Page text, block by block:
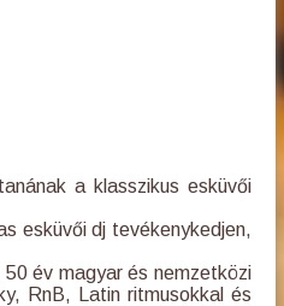
a klasszikus esküvői
esküvői dj tevékenykedjen,
év magyar és nemzetközi
RnB, Latin ritmusokkal és